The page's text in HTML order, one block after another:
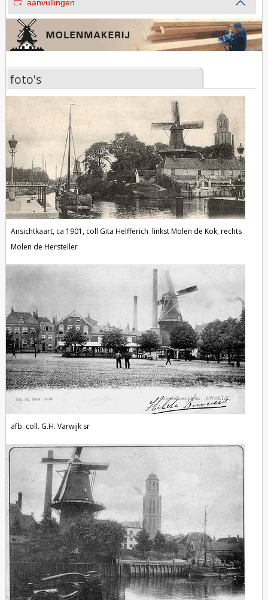
aanvullingen
foto's
Ansichtkaart, ca 1901, coll Gita Helfferich linkst Molen de Kok,rechts
Molen de Hersteller
afb. coll. G.H. Varwijk sr